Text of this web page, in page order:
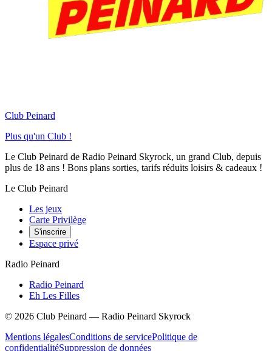
Club Peinard
Plus qu'un Club !
Le Club Peinard de Radio Peinard Skyrock, un grand Club, depuis
plus de 18 ans ! Bons plans sorties, tarifs réduits loisirs & cadeaux !
Le Club Peinard
Les jeux
Carte Privilège
S'inscrire
Espace privé
Radio Peinard
Radio Peinard
Eh Les Filles
© 2026 Club Peinard — Radio Peinard Skyrock
Mentions légalesConditions de servicePolitique de
confidentialitéSuppression de données